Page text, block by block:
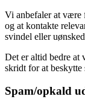
Vi anbefaler at være
og at kontakte
svindel eller
Det er altid bedre at
skridt for at beskytte
Spam/opkald